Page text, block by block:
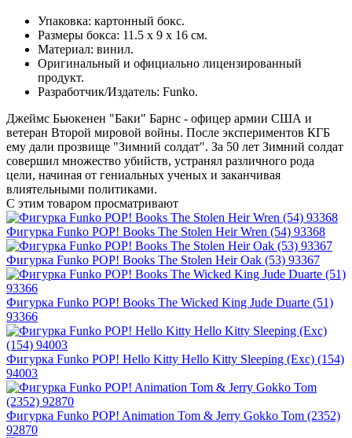
Упаковка: картонный бокс.
Размеры бокса: 11.5 х 9 х 16 см.
Материал: винил.
Оригинальный и официально лицензированный
продукт.
Разработчик/Издатель: Funko.
Джеймс Бьюкенен "Баки" Барнс - офицер армии США и
ветеран Второй мировой войны. После экспериментов КГБ
ему дали прозвище "Зимний солдат". За 50 лет Зимний солдат
совершил множество убийств, устранял различного рода
цели, начиная от гениальных ученых и заканчивая
влиятельными политиками.
С этим товаром просматривают
Фигурка Funko POP! Books The Stolen Heir Wren (54) 93368
Фигурка Funko POP! Books The Stolen Heir Oak (53) 93367
Фигурка Funko POP! Books The Wicked King Jude Duarte (51)
93366
Фигурка Funko POP! Hello Kitty Hello Kitty Sleeping (Exc) (154)
94003
Фигурка Funko POP! Animation Tom & Jerry Gokko Tom (2352)
92870